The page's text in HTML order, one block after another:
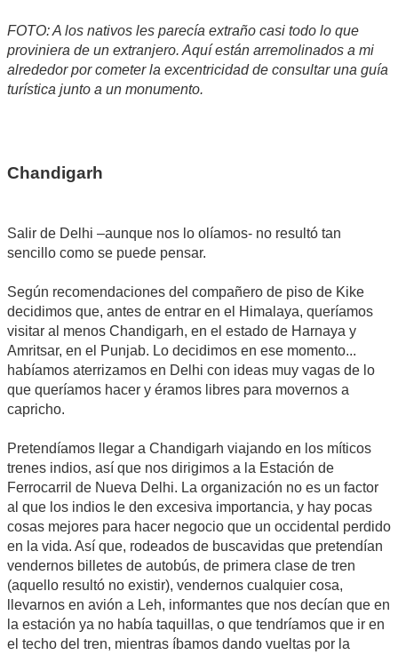
FOTO: A los nativos les parecía extraño casi todo lo que
proviniera de un extranjero. Aquí están arremolinados a mi
alrededor por cometer la excentricidad de consultar una guía
turística junto a un monumento.
Chandigarh
Salir de Delhi –aunque nos lo olíamos- no resultó tan
sencillo como se puede pensar.
Según recomendaciones del compañero de piso de Kike
decidimos que, antes de entrar en el Himalaya, queríamos
visitar al menos Chandigarh, en el estado de Harnaya y
Amritsar, en el Punjab. Lo decidimos en ese momento...
habíamos aterrizamos en Delhi con ideas muy vagas de lo
que queríamos hacer y éramos libres para movernos a
capricho.
Pretendíamos llegar a Chandigarh viajando en los míticos
trenes indios, así que nos dirigimos a la Estación de
Ferrocarril de Nueva Delhi. La organización no es un factor
al que los indios le den excesiva importancia, y hay pocas
cosas mejores para hacer negocio que un occidental perdido
en la vida. Así que, rodeados de buscavidas que pretendían
vendernos billetes de autobús, de primera clase de tren
(aquello resultó no existir), vendernos cualquier cosa,
llevarnos en avión a Leh, informantes que nos decían que en
la estación ya no había taquillas, o que tendríamos que ir en
el techo del tren, mientras íbamos dando vueltas por la